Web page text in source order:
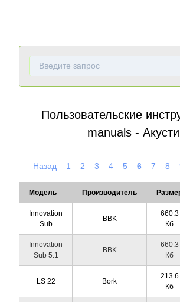
Пользовательские
manuals -
Назад 1 2 3 4 5 6 7 8
Модель Производитель
Innovation
Sub
BBK
660.3
Кб
Innovation
Sub 5.1
BBK
660.3
Кб
LS 22 Bork
213.6
Кб